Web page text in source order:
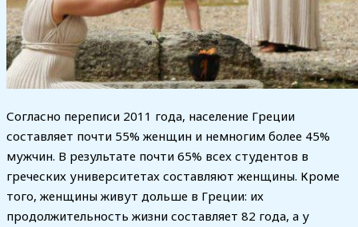
Согласно переписи 2011 года, население Греции
составляет почти 55% женщин и немногим более 45%
мужчин. В результате почти 65% всех студентов в
греческих университетах составляют женщины. Кроме
того, женщины живут дольше в Греции: их
продолжительность жизни составляет 82 года, а у